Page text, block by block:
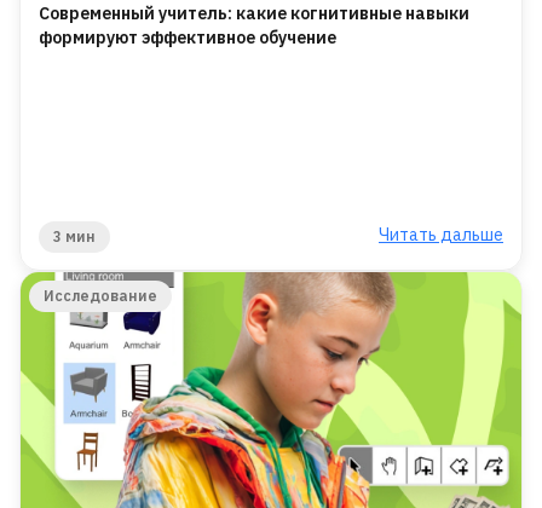
Современный учитель: какие когнитивные навыки
формируют эффективное обучение
3 мин Читать дальше
Исследование